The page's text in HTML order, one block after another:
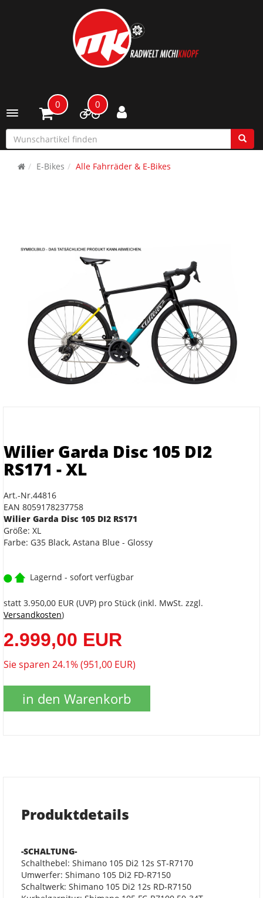
Toggle navigation
0 0
E-Bikes Alle Fahrräder & E-Bikes
Wilier Garda Disc 105 DI2
RS171 - XL
Art.-Nr.44816
EAN 8059178237758
Wilier Garda Disc 105 DI2 RS171
Größe: XL
Farbe: G35 Black, Astana Blue - Glossy
Lagernd - sofort verfügbar
statt 3.950,00 EUR (UVP) pro Stück (inkl. MwSt. zzgl.
Versandkosten)
2.999,00 EUR
Sie sparen 24.1% (951,00 EUR)
in den Warenkorb
Produktdetails
-SCHALTUNG-
Schalthebel: Shimano 105 Di2 12s ST-R7170
Umwerfer: Shimano 105 Di2 FD-R7150
Schaltwerk: Shimano 105 Di2 12s RD-R7150